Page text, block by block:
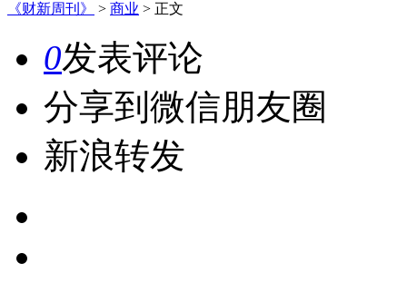
《财新周刊》
> 商业 > 正文
0发表评论
分享到微信朋友圈
新浪转发